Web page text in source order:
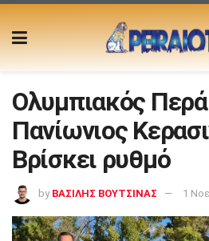
Ολυμπιακός
Πανίωνιος
Βρίσκει ρυθμό
by ΒΑΣΙΛΗΣ ΒΟΥΤΣΙΝΑΣ 1